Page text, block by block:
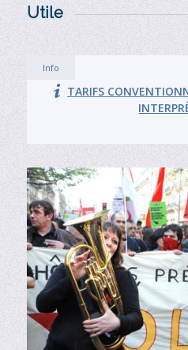
Utile
Info
TARIFS
Manifestation
en 2014 – Cortège